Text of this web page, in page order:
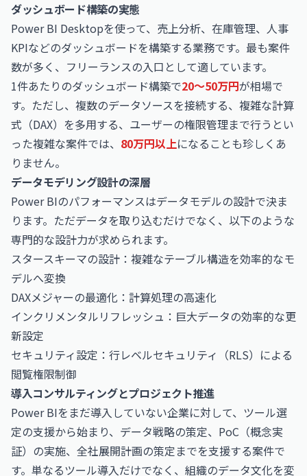
ダッシュボード構築の実態
Power BI Desktopを使って、売上分析、在庫管理、人事
KPIなどのダッシュボードを構築する業務です。最も案件
数が多く、フリーランスの入口として適しています。
1件あたりのダッシュボード構築で20〜50万円が相場で
す。ただし、複数のデータソースを接続する、複雑な計算
式（DAX）を多用する、ユーザーの権限管理まで行うとい
った複雑な案件では、 80万円以上になることも珍しくあ
りません。
データモデリング設計の深層
Power BIのパフォーマンスはデータモデルの設計で決ま
ります。ただデータを取り込むだけでなく、以下のような
専門的な設計力が求められます。
スタースキーマの設計：複雑なテーブル構造を効率的なモ
デルへ変換
DAXメジャーの最適化：計算処理の高速化
インクリメンタルリフレッシュ：巨大データの効率的な更
新設定
セキュリティ設定：行レベルセキュリティ（RLS）による
閲覧権限制御
導入コンサルティングとプロジェクト推進
Power BIをまだ導入していない企業に対して、ツール選
定の支援から始まり、データ戦略の策定、PoC（概念実
証）の実施、全社展開計画の策定までを支援する案件で
す。単なるツール導入だけでなく、組織のデータ文化を変